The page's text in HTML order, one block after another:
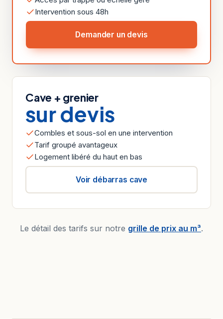
Intervention sous 48h
Demander un devis
Cave + grenier
sur devis
Combles et sous-sol en une intervention
Tarif groupé avantageux
Logement libéré du haut en bas
Voir débarras cave
Le détail des tarifs sur notre grille de prix au m³.